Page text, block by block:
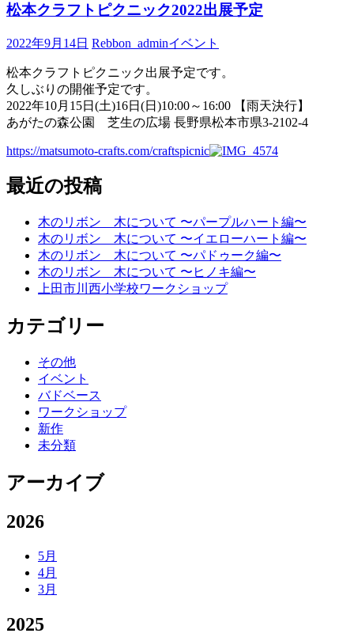
松本クラフトピクニック2022出展予定
2022年9月14日 Rebbon_adminイベント
松本クラフトピクニック出展予定です。
久しぶりの開催予定です。
2022年10月15日(土)16日(日)10:00～16:00 【雨天決行】
あがたの森公園 芝生の広場 長野県松本市県3-2102-4
https://matsumoto-crafts.com/craftspicnic
最近の投稿
木のリボン 木について 〜パープルハート編〜
木のリボン 木について 〜イエローハート編〜
木のリボン 木について 〜パドゥーク編〜
木のリボン 木について 〜ヒノキ編〜
上田市川西小学校ワークショップ
カテゴリー
その他
イベント
バドベース
ワークショップ
新作
未分類
アーカイブ
2026
5月
4月
3月
2025